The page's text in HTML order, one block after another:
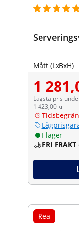
Mått (LxBxH)
1
Lägsta pris
1 423,00 kr
I lager
FRI FRAKT
Rea